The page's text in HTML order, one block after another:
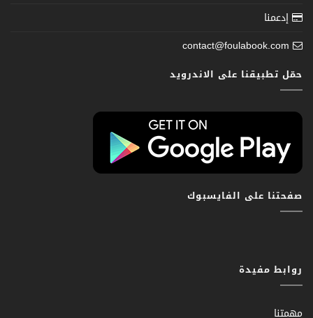
إدعمنا
contact@foulabook.com
حمّل تطبيقنا على الاندرويد
صفحتنا على الفايسبوك
روابط مفيدة
مهمتنا